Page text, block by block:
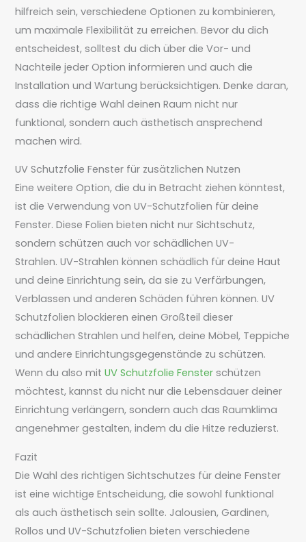
hilfreich sein, verschiedene Optionen zu kombinieren,
um maximale Flexibilität zu erreichen. Bevor du dich
entscheidest, solltest du dich über die Vor- und
Nachteile jeder Option informieren und auch die
Installation und Wartung berücksichtigen. Denke daran,
dass die richtige Wahl deinen Raum nicht nur
funktional, sondern auch ästhetisch ansprechend
machen wird.
UV Schutzfolie Fenster für zusätzlichen Nutzen
Eine weitere Option, die du in Betracht ziehen könntest,
ist die Verwendung von UV-Schutzfolien für deine
Fenster. Diese Folien bieten nicht nur Sichtschutz,
sondern schützen auch vor schädlichen UV-
Strahlen. UV-Strahlen können schädlich für deine Haut
und deine Einrichtung sein, da sie zu Verfärbungen,
Verblassen und anderen Schäden führen können. UV
Schutzfolien blockieren einen Großteil dieser
schädlichen Strahlen und helfen, deine Möbel, Teppiche
und andere Einrichtungsgegenstände zu schützen.
Wenn du also mitUV Schutzfolie Fenster schützen
möchtest, kannst du nicht nur die Lebensdauer deiner
Einrichtung verlängern, sondern auch das Raumklima
angenehmer gestalten, indem du die Hitze reduzierst.
Fazit
Die Wahl des richtigen Sichtschutzes für deine Fenster
ist eine wichtige Entscheidung, die sowohl funktional
als auch ästhetisch sein sollte. Jalousien, Gardinen,
Rollos und UV-Schutzfolien bieten verschiedene